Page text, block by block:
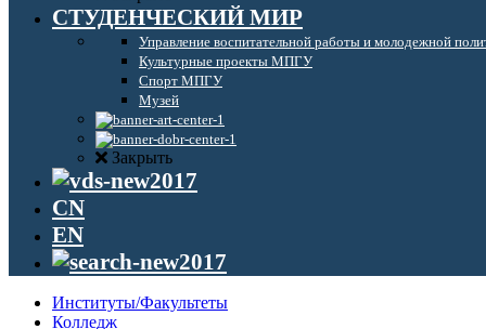
СТУДЕНЧЕСКИЙ МИР
Управление воспитательной работы и молодежной
Культурные проекты МПГУ
Спорт МПГУ
Музей
Закрыть
CN
EN
Институты/Факультеты
Колледж